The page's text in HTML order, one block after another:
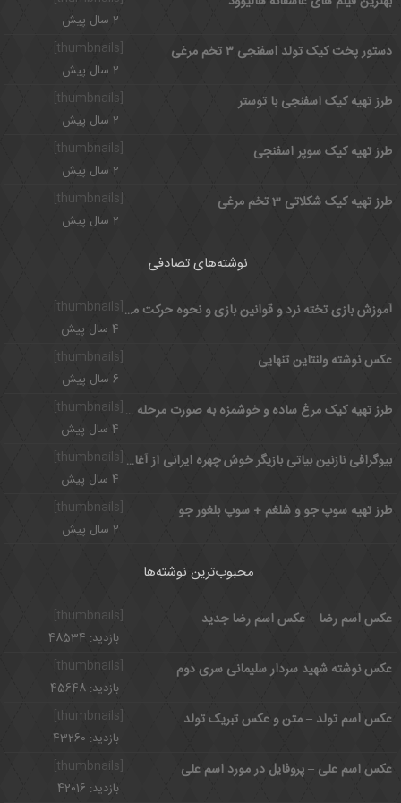
2 سال پیش
[thumbnails]
دستور پخت کیک تولد اسفنجی ۳ تخم مرغی
2 سال پیش
طرز تهیه کیک اسفنجی با توستر
2 سال پیش
[thumbnails]
طرز تهیه کیک سوپر اسفنجی
2 سال پیش
طرز تهیه کیک شکلاتی 3 تخم مرغی
2 سال پیش
نوشته‌های تصادفی
[thumbnails] آموزش بازی تخته نرد و قوانین بازی و نحوه حرکت مهره ها
4 سال پیش
عکس نوشته ولنتاین تنهایی
6 سال پیش
[thumbnails] طرز تهیه کیک مرغ ساده و خوشمزه به صورت مرحله به مرحله
4 سال پیش
بیوگرافی نازنین بیاتی بازیگر خوش چهره ایرانی از آغاز تا شهرت
4 سال پیش
طرز تهیه سوپ جو و شلغم + سوپ بلغور جو
2 سال پیش
محبوب‌ترین نوشته‌ها
عکس اسم رضا – عکس اسم رضا جدید
بازدید: 48534
[thumbnails]
عکس نوشته شهید سردار سلیمانی سری دوم
بازدید: 45648
عکس اسم تولد – متن و عکس تبریک تولد
بازدید: 43260
عکس اسم علی – پروفایل در مورد اسم علی
بازدید: 42016